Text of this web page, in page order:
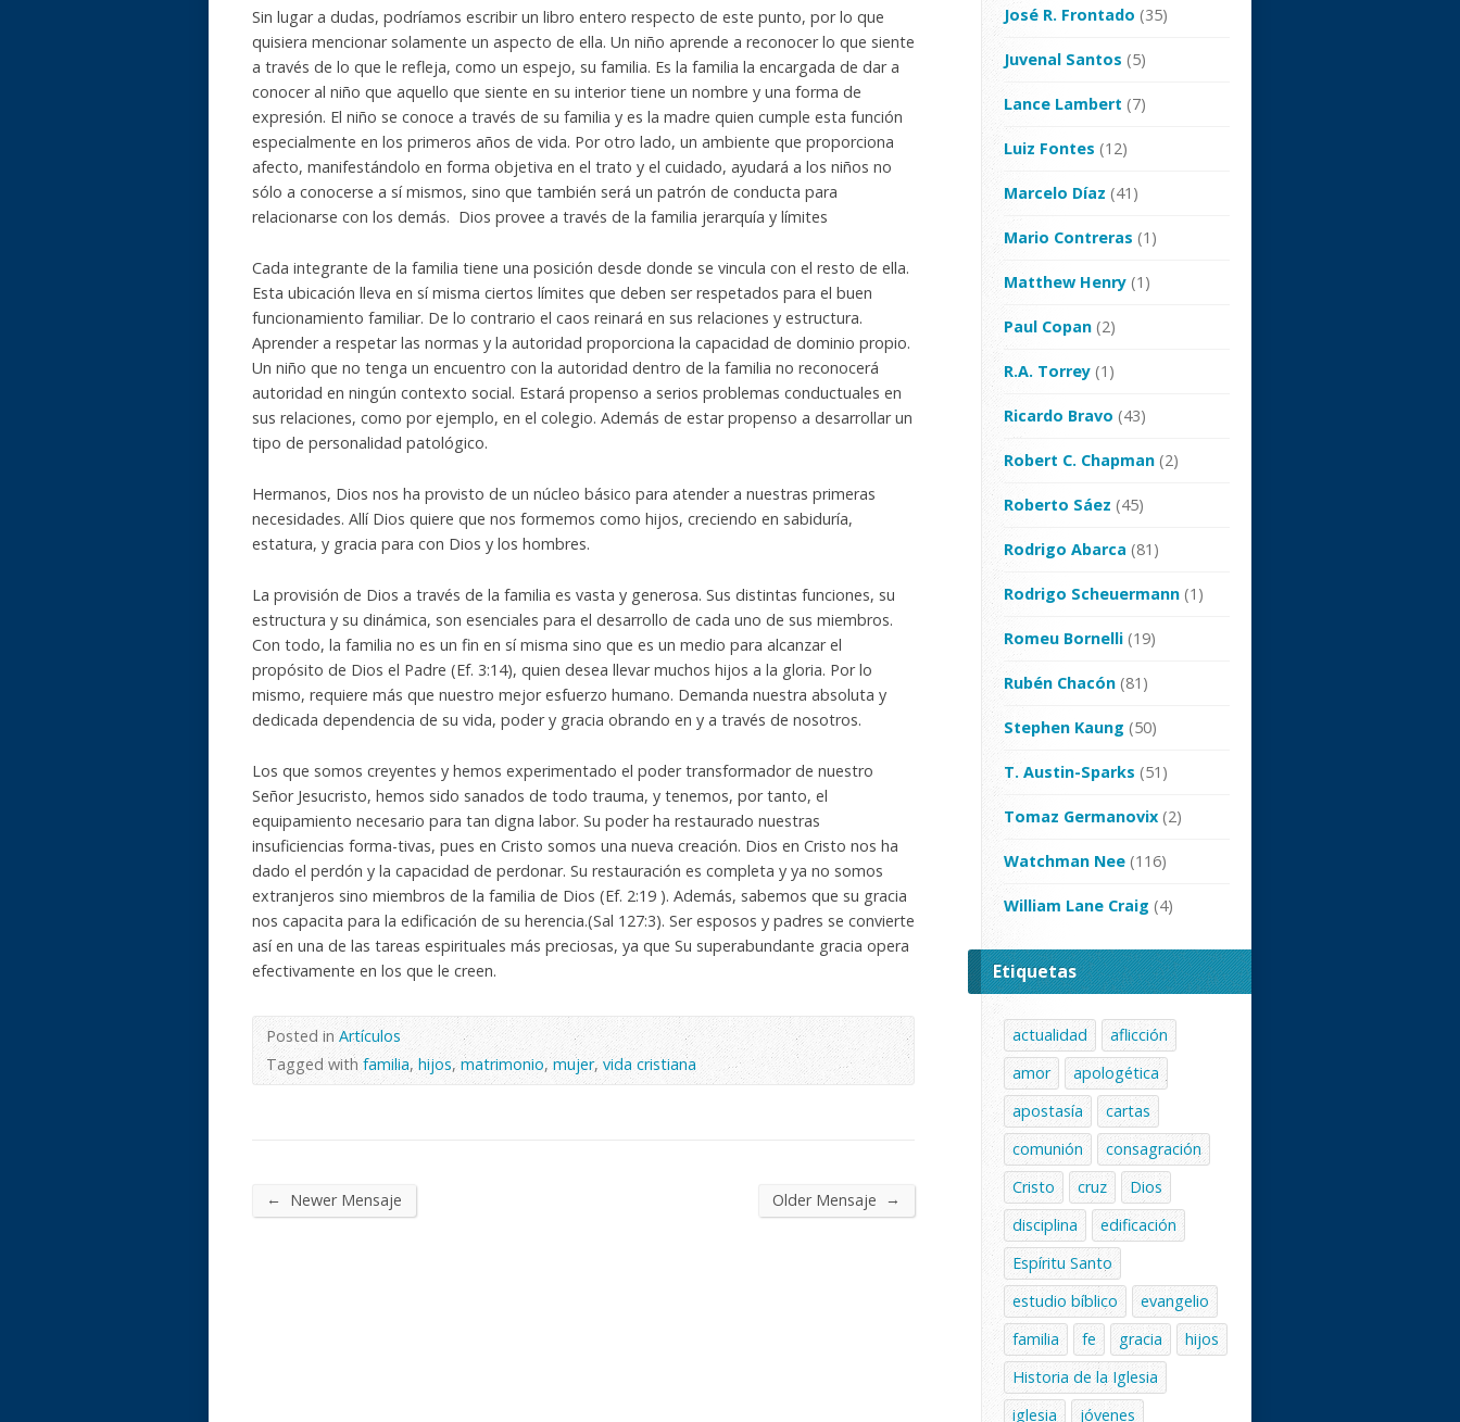
Sin lugar a dudas, podríamos escribir un libro entero respecto de este punto, por lo que
quisiera mencionar solamente un aspecto de ella. Un niño aprende a reconocer lo que siente
a través de lo que le refleja, como un espejo, su familia. Es la familia la encargada de dar a
conocer al niño que aquello que siente en su interior tiene un nombre y una forma de
expresión. El niño se conoce a través de su familia y es la madre quien cumple esta función
especialmente en los primeros años de vida. Por otro lado, un ambiente que proporciona
afecto, manifestándolo en forma objetiva en el trato y el cuidado, ayudará a los niños no
sólo a conocerse a sí mismos, sino que también será un patrón de conducta para
relacionarse con los demás. Dios provee a través de la familia jerarquía y límites
Cada integrante de la familia tiene una posición desde donde se vincula con el resto de ella.
Esta ubicación lleva en sí misma ciertos límites que deben ser respetados para el buen
funcionamiento familiar. De lo contrario el caos reinará en sus relaciones y estructura.
Aprender a respetar las normas y la autoridad proporciona la capacidad de dominio propio.
Un niño que no tenga un encuentro con la autoridad dentro de la familia no reconocerá
autoridad en ningún contexto social. Estará propenso a serios problemas conductuales en
sus relaciones, como por ejemplo, en el colegio. Además de estar propenso a desarrollar un
tipo de personalidad patológico.
Hermanos, Dios nos ha provisto de un núcleo básico para atender a nuestras primeras
necesidades. Allí Dios quiere que nos formemos como hijos, creciendo en sabiduría,
estatura, y gracia para con Dios y los hombres.
La provisión de Dios a través de la familia es vasta y generosa. Sus distintas funciones, su
estructura y su dinámica, son esenciales para el desarrollo de cada uno de sus miembros.
Con todo, la familia no es un fin en sí misma sino que es un medio para alcanzar el
propósito de Dios el Padre (Ef. 3:14), quien desea llevar muchos hijos a la gloria. Por lo
mismo, requiere más que nuestro mejor esfuerzo humano. Demanda nuestra absoluta y
dedicada dependencia de su vida, poder y gracia obrando en y a través de nosotros.
Los que somos creyentes y hemos experimentado el poder transformador de nuestro
Señor Jesucristo, hemos sido sanados de todo trauma, y tenemos, por tanto, el
equipamiento necesario para tan digna labor. Su poder ha restaurado nuestras
insuficiencias forma-tivas, pues en Cristo somos una nueva creación. Dios en Cristo nos ha
dado el perdón y la capacidad de perdonar. Su restauración es completa y ya no somos
extranjeros sino miembros de la familia de Dios (Ef. 2:19 ). Además, sabemos que su gracia
nos capacita para la edificación de su herencia.(Sal 127:3). Ser esposos y padres se convierte
así en una de las tareas espirituales más preciosas, ya que Su superabundante gracia opera
efectivamente en los que le creen.
Posted inArtículos
Tagged withfamilia, hijos,matrimonio,mujer,vida cristiana
← Newer Mensaje Older Mensaje →
José R. Frontado (35)
Juvenal Santos (5)
Lance Lambert (7)
Luiz Fontes (12)
Marcelo Díaz (41)
Mario Contreras (1)
Matthew Henry (1)
Paul Copan (2)
R.A. Torrey (1)
Ricardo Bravo (43)
Robert C. Chapman (2)
Roberto Sáez (45)
Rodrigo Abarca (81)
Rodrigo Scheuermann (1)
Romeu Bornelli (19)
Rubén Chacón (81)
Stephen Kaung (50)
T. Austin-Sparks (51)
Tomaz Germanovix (2)
Watchman Nee (116)
William Lane Craig (4)
Etiquetas
actualidad
aflicción
amor
apologética
apostasía
cartas
comunión
consagración
Cristo
cruz
Dios
disciplina
edificación
Espíritu Santo
estudio bíblico
evangelio
familia
fe gracia
hijos
Historia de la Iglesia
iglesia
jóvenes